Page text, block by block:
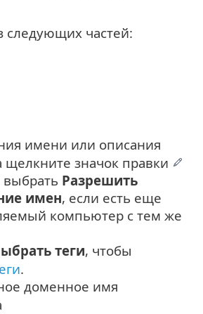
следующих частей:
имени или описания
значок правки
Разрешить
имен, если есть еще
компьютер с тем же
теги, чтобы
.
доменное имя